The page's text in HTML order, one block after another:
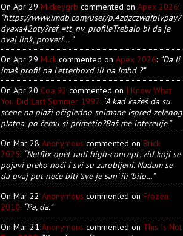
On Apr 29 Mickeygrb commented on Apex 2026:
“https://www.imdb.com/user/p.4zdzczwqfplvpay7
dyaxa42oty?ref_=tt_nv_profileTrebalo bi da je
ovaj link, proveri... ”
On Apr 29 Mick commented on Apex 2026: “Da li
imaš profil na Letterboxd ili na Imbd ?”
On Apr 20 Coa 92 commented on I Know What
You Did Last Summer 1997: “A kad kažeš da su
scene na plaži očigledno snimane ispred zelenog
platna, po čemu si primetio?Baš me intereuje.”
On Mar 28 Anonymous commented on Brick
2025: “Netflix opet radi high-concept: zid koji se
pojavi preko noći i svi su zarobljeni. Nadam se
da ovaj put neće biti 'sve je san' ili 'bilo…”
On Mar 22 Anonymous commented on Frozen
2010: “Pa, da.”
On Mar 21 Anonymous commented on This Is Not